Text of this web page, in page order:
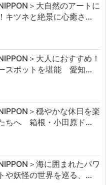
＞大自然のアートに
キツネと絶景に心癒さ…
＞大人におすすめ！
スポットを堪能 愛知…
＞穏やかな休日を楽
ちへ 箱根・小田原ド…
＞海に囲まれたパワ
や妖怪の世界を巡る、…